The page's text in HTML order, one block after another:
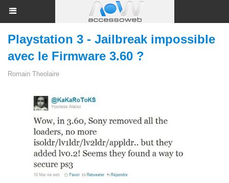
Playstation 3 - Jailbreak impossible
avec le Firmware 3.60 ?
Romain Theolaire